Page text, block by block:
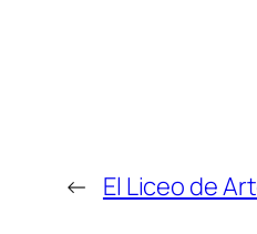
← El Liceo de